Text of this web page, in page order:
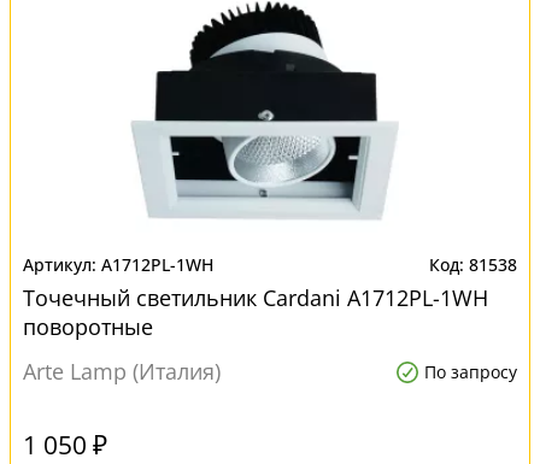
A1712PL-1WH 81538
Точечный светильник Cardani A1712PL-1WH
поворотные
Arte Lamp (Италия)
По запросу
1 050 ₽